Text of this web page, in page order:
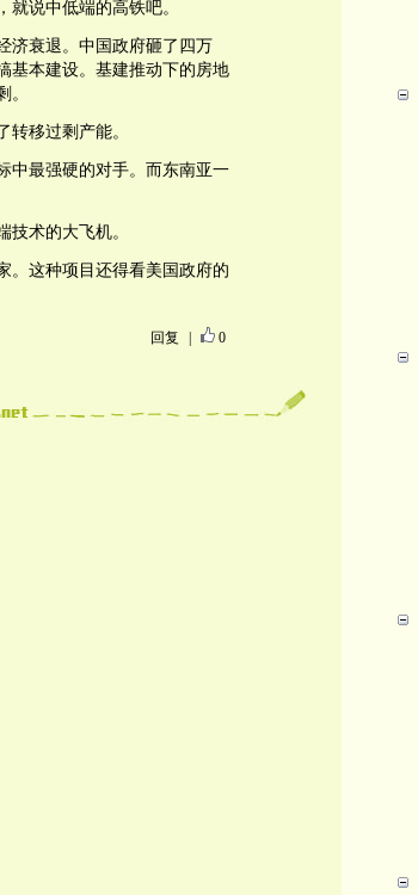
说中低端的高铁吧。
济衰退。中国政府砸了四万
基本建设。基建推动下的房地
。
转移过剩产能。
中最强硬的对手。而东南亚一
术的大飞机。
。这种项目还得看美国政府的
回复 0